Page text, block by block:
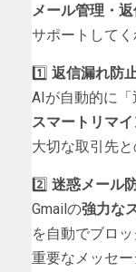
メール管理・
サポートしてく
1️⃣ 返信漏れ防
AIが自動的に「
スマートリマ
大切な取引先と
2️⃣ 迷惑メール
Gmailの強力な
を自動でブロッ
重要なメッセー